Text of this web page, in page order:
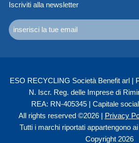
Iscriviti alla newsletter
ESO RECYCLING Società Benefit arl |
N. Iscr. Reg. delle Imprese di
REA: RN-405345 | Capitale
All rights reserved ©2026 |
Privacy
Tutti i marchi riportati appartengono
Copyright 2026